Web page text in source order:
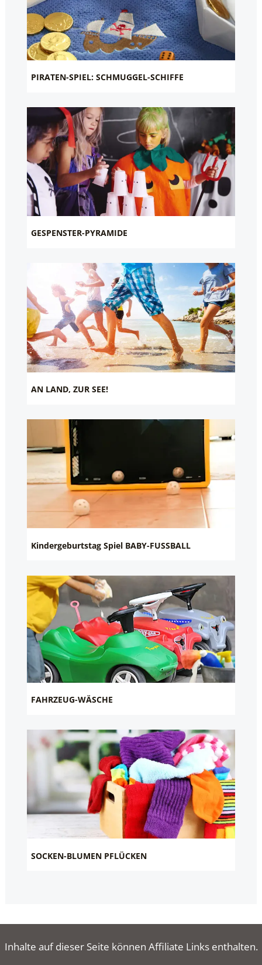
PIRATEN-SPIEL: SCHMUGGEL-SCHIFFE
GESPENSTER-PYRAMIDE
AN LAND, ZUR SEE!
Kindergeburtstag Spiel BABY-FUSSBALL
FAHRZEUG-WÄSCHE
SOCKEN-BLUMEN PFLÜCKEN
Inhalte auf dieser Seite können Affiliate Links enthalten.